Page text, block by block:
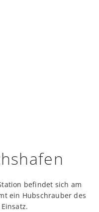
befindet sich am
ein Hubschrauber des